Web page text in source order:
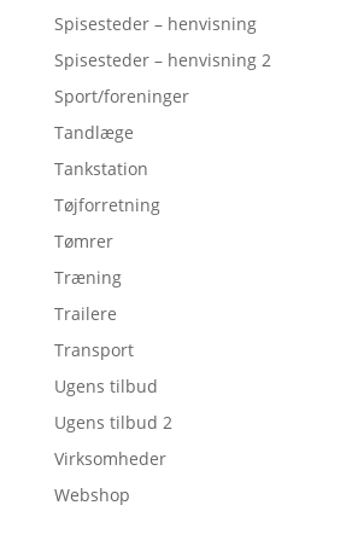
Spisesteder – henvisning
Spisesteder – henvisning 2
Sport/foreninger
Tandlæge
Tankstation
Tøjforretning
Tømrer
Træning
Trailere
Transport
Ugens tilbud
Ugens tilbud 2
Virksomheder
Webshop